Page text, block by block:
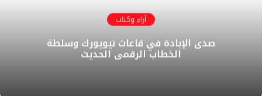
أراء وكتاب
​صدى الإبادة في قاعات نيويورك وسلطة
الخطاب الرقمي الحديث